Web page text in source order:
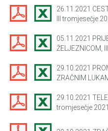
26.11.2021
III tromjesečje
05.11.2021
ŽELJEZNICOM,
29.10.2021
ZRAČNIM
29.10.2021
tromjesečje 2021.